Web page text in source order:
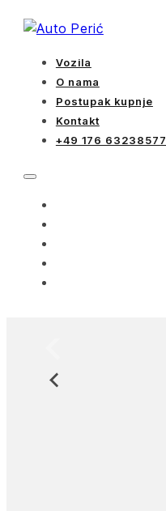
Vozila
O nama
Postupak kupnje
Kontakt
+49 176 63238577